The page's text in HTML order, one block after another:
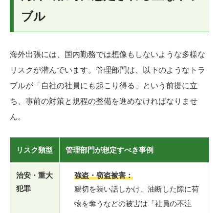
ブル
海外出張には、国内勤務では想像もしないような多様な
リスクが潜んでいます。管理部門は、以下のようなトラ
ブルが「自社の社員にも起こり得る」という前提に立
ち、事前の対策と規程の整備を進めなければなりませ
ん。
リスク類型 管理部門が想定すべき事例
治安・重大
犯罪
強盗・窃盗被害：
親切を装い話しかけ、油断した隙に荷
物を奪うなどの被害は「社員の不注